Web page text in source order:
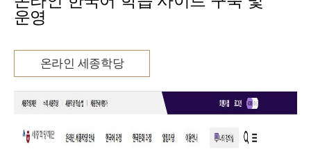
운영
온라인 세종학당